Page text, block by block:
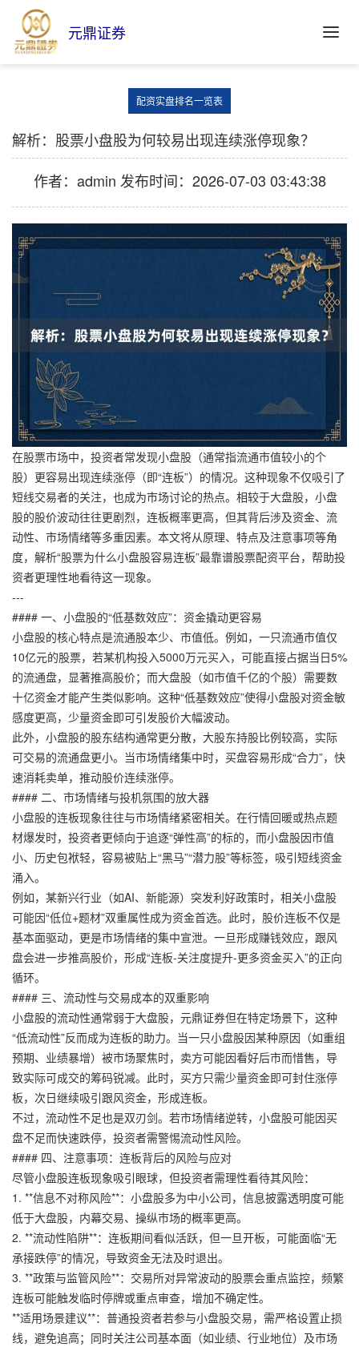
元鼎证券
配资实盘排名一览表
解析：股票小盘股为何较易出现连续涨停现象？
作者：admin 发布时间：2026-07-03 03:43:38
在股票市场中，投资者常发现小盘股（通常指流通市值较小的个
股）更容易出现连续涨停（即“连板”）的情况。这种现象不仅吸引了
短线交易者的关注，也成为市场讨论的热点。相较于大盘股，小盘
股的股价波动往往更剧烈，连板概率更高，但其背后涉及资金、流
动性、市场情绪等多重因素。本文将从原理、特点及注意事项等角
度，解析“股票为什么小盘股容易连板”最靠谱股票配资平台，帮助投
资者更理性地看待这一现象。
---
#### 一、小盘股的“低基数效应”：资金撬动更容易
小盘股的核心特点是流通股本少、市值低。例如，一只流通市值仅
10亿元的股票，若某机构投入5000万元买入，可能直接占据当日5%
的流通盘，显著推高股价；而大盘股（如市值千亿的个股）需要数
十亿资金才能产生类似影响。这种“低基数效应”使得小盘股对资金敏
感度更高，少量资金即可引发股价大幅波动。
此外，小盘股的股东结构通常更分散，大股东持股比例较高，实际
可交易的流通盘更小。当市场情绪集中时，买盘容易形成“合力”，快
速消耗卖单，推动股价连续涨停。
#### 二、市场情绪与投机氛围的放大器
小盘股的连板现象往往与市场情绪紧密相关。在行情回暖或热点题
材爆发时，投资者更倾向于追逐“弹性高”的标的，而小盘股因市值
小、历史包袱轻，容易被贴上“黑马”“潜力股”等标签，吸引短线资金
涌入。
例如，某新兴行业（如AI、新能源）突发利好政策时，相关小盘股
可能因“低位+题材”双重属性成为资金首选。此时，股价连板不仅是
基本面驱动，更是市场情绪的集中宣泄。一旦形成赚钱效应，跟风
盘会进一步推高股价，形成“连板-关注度提升-更多资金买入”的正向
循环。
#### 三、流动性与交易成本的双重影响
小盘股的流动性通常弱于大盘股， 元鼎证券但在特定场景下，这种
“低流动性”反而成为连板的助力。当一只小盘股因某种原因（如重组
预期、业绩暴增）被市场聚焦时，卖方可能因看好后市而惜售，导
致实际可成交的筹码锐减。此时，买方只需少量资金即可封住涨停
板，次日继续吸引跟风资金，形成连板。
不过，流动性不足也是双刃剑。若市场情绪逆转，小盘股可能因买
盘不足而快速跌停，投资者需警惕流动性风险。
#### 四、注意事项：连板背后的风险与应对
尽管小盘股连板现象吸引眼球，但投资者需理性看待其风险：
1. **信息不对称风险**：小盘股多为中小公司，信息披露透明度可能
低于大盘股，内幕交易、操纵市场的概率更高。
2. **流动性陷阱**：连板期间看似活跃，但一旦开板，可能面临“无
承接跌停”的情况，导致资金无法及时退出。
3. **政策与监管风险**：交易所对异常波动的股票会重点监控，频繁
连板可能触发临时停牌或重点审查，增加不确定性。
**适用场景建议**：普通投资者若参与小盘股交易，需严格设置止损
线，避免追高；同时关注公司基本面（如业绩、行业地位）及市场